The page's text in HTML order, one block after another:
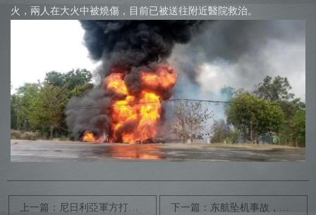
火，兩人在大火中被燒傷，目前已被送往附近醫院救治。
上一篇：尼日利亞軍方打死120多名武裝分子 下一篇：东航坠机事故，你关心的十大核心问题！